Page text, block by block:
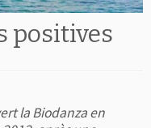
positives
la Biodanza en